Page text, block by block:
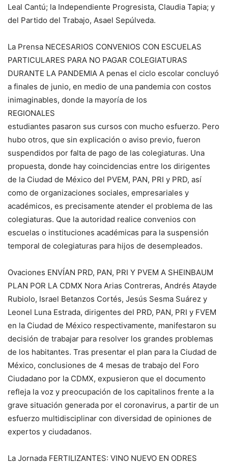
Leal Cantú; la Independiente Progresista, Claudia Tapia; y
del Partido del Trabajo, Asael Sepúlveda.
La Prensa NECESARIOS CONVENIOS CON ESCUELAS
PARTICULARES PARA NO PAGAR COLEGIATURAS
DURANTE LA PANDEMIA A penas el ciclo escolar concluyó
a finales de junio, en medio de una pandemia con costos
inimaginables, donde la mayoría de los
REGIONALES
estudiantes pasaron sus cursos con mucho esfuerzo. Pero
hubo otros, que sin explicación o aviso previo, fueron
suspendidos por falta de pago de las colegiaturas. Una
propuesta, donde hay coincidencias entre los dirigentes
de la Ciudad de México del PVEM, PAN, PRI y PRD, así
como de organizaciones sociales, empresariales y
académicos, es precisamente atender el problema de las
colegiaturas. Que la autoridad realice convenios con
escuelas o instituciones académicas para la suspensión
temporal de colegiaturas para hijos de desempleados.
Ovaciones ENVÍAN PRD, PAN, PRI Y PVEM A SHEINBAUM
PLAN POR LA CDMX Nora Arias Contreras, Andrés Atayde
Rubiolo, Israel Betanzos Cortés, Jesús Sesma Suárez y
Leonel Luna Estrada, dirigentes del PRD, PAN, PRI y FVEM
en la Ciudad de México respectivamente, manifestaron su
decisión de trabajar para resolver los grandes problemas
de los habitantes. Tras presentar el plan para la Ciudad de
México, conclusiones de 4 mesas de trabajo del Foro
Ciudadano por la CDMX, expusieron que el documento
refleja la voz y preocupación de los capitalinos frente a la
grave situación generada por el coronavirus, a partir de un
esfuerzo multidisciplinar con diversidad de opiniones de
expertos y ciudadanos.
La Jornada FERTILIZANTES: VINO NUEVO EN ODRES